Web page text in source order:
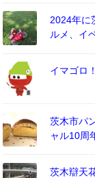
2024年に
ルメ、イ
イマゴロ
茨木市パ
ャル10周
茨木辯天